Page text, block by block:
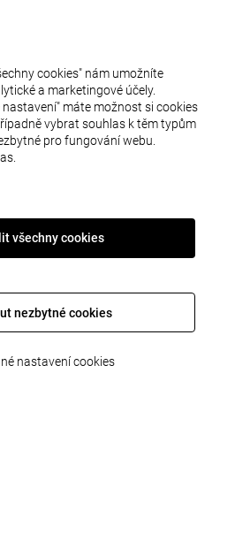
CHYBA
cookies" nám umožníte
a marketingové účely.
máte možnost si cookies
vybrat souhlas k těm typům
pro fungování webu.
nezbytné cookies
všechny cookies
nastavení cookies